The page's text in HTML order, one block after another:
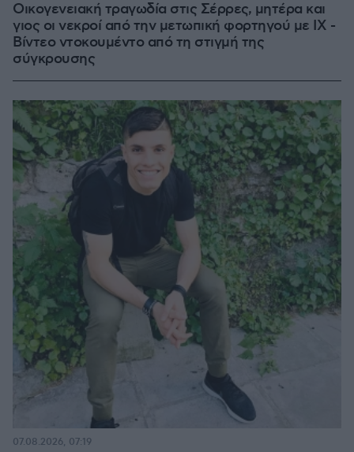
Οικογενειακή τραγωδία στις Σέρρες, μητέρα και
γιος οι νεκροί από την μετωπική φορτηγού με ΙΧ -
Βίντεο ντοκουμέντο από τη στιγμή της
σύγκρουσης
07.08.2026, 07:19